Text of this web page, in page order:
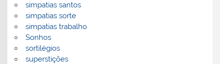
simpatias santos
simpatias sorte
simpatias trabalho
Sonhos
sortilégios
superstições